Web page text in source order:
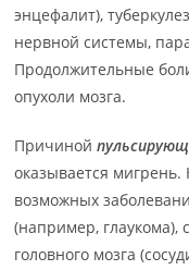
энцефалит),
нервной системы,
Продолжительные
опухоли мозга.
Причиной
оказывается
возможных
(например, глаукома),
головного мозга